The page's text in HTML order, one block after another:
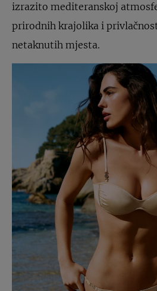
izrazito mediteranskoj
prirodnih krajolika i
netaknutih mjesta.